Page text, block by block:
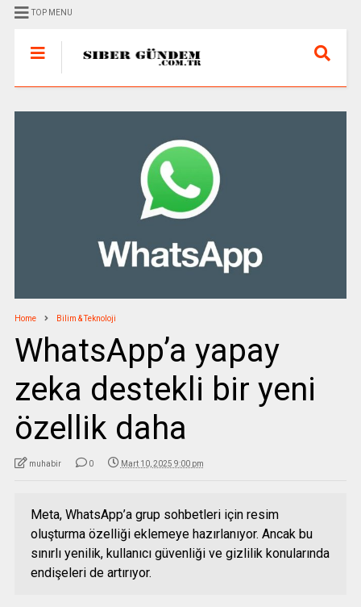
TOP MENU
Home Bilim & Teknoloji
WhatsApp’a yapay
zeka destekli bir yeni
özellik daha
muhabir 0 Mart 10, 2025 9:00 pm
Meta, WhatsApp’a grup sohbetleri için resim
oluşturma özelliği eklemeye hazırlanıyor. Ancak bu
sınırlı yenilik, kullanıcı güvenliği ve gizlilik konularında
endişeleri de artırıyor.